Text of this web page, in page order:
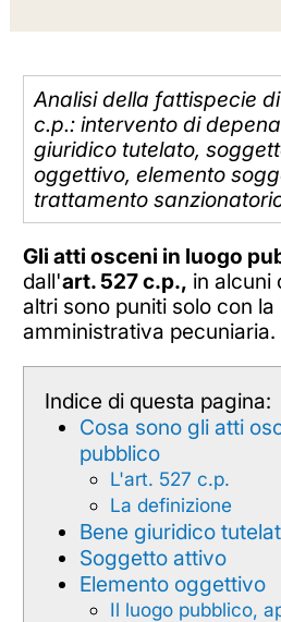
Analisi della fattispecie
c.p.: intervento di
giuridico tutelato,
oggettivo, elemento
trattamento
Gli atti osceni in luogo
dall'art. 527 c.p., in alcuni
altri sono puniti solo con la
amministrativa pecuniaria.
Indice di questa pagina:
Cosa sono gli atti
pubblico
L'art. 527 c.p.
La definizione
Bene giuridico
Soggetto attivo
Elemento oggettivo
Il luogo pubblico,